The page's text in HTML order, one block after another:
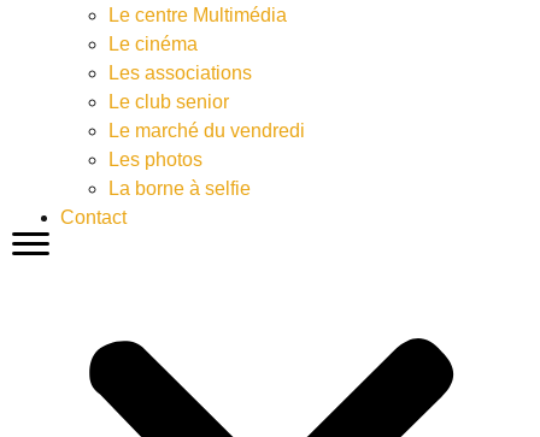
Le centre Multimédia
Le cinéma
Les associations
Le club senior
Le marché du vendredi
Les photos
La borne à selfie
Contact